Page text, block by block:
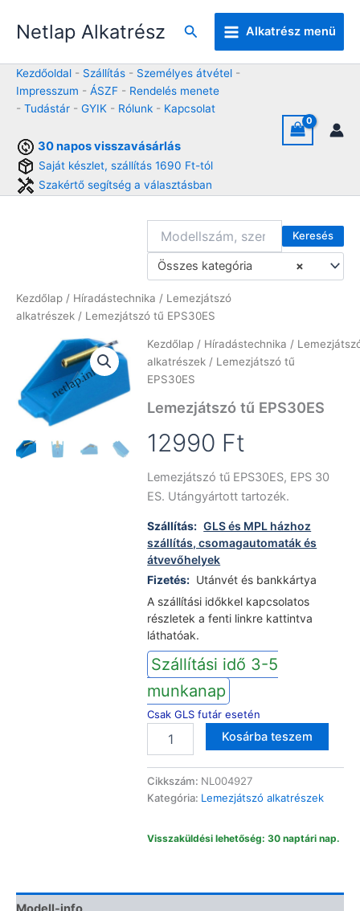
Netlap Alkatrész Keresés Alkatrész menü
Kezdőoldal - Szállítás - Személyes átvétel -
Impresszum - ÁSZF - Rendelés menete
- Tudástár - GYIK - Rólunk - Kapcsolat
30 napos visszavásárlás
Saját készlet, szállítás 1690 Ft-tól
Szakértő segítség a választásban
Keresés
×
Összes kategória
Kezdőlap / Híradástechnika / Lemezjátszó
alkatrészek / Lemezjátszó tű EPS30ES
Kezdőlap / Híradástechnika /
alkatrészek / Lemezjátszó tű
EPS30ES
Lemezjátszó tű EPS30ES
12990 Ft
Lemezjátszó tű EPS30ES, EPS 30
ES. Utángyártott tartozék.
Szállítás: GLS és MPL házhoz
szállítás, csomagautomaták és
átvevőhelyek
Fizetés: Utánvét és bankkártya
A szállítási időkkel kapcsolatos
részletek a fenti linkre kattintva
láthatóak.
Szállítási idő 3-5
munkanap
Csak GLS futár esetén
mennyiség
Kosárba teszem
Cikkszám: NL004927
Kategória: Lemezjátszó alkatrészek
Visszaküldési lehetőség: 30 naptári nap.